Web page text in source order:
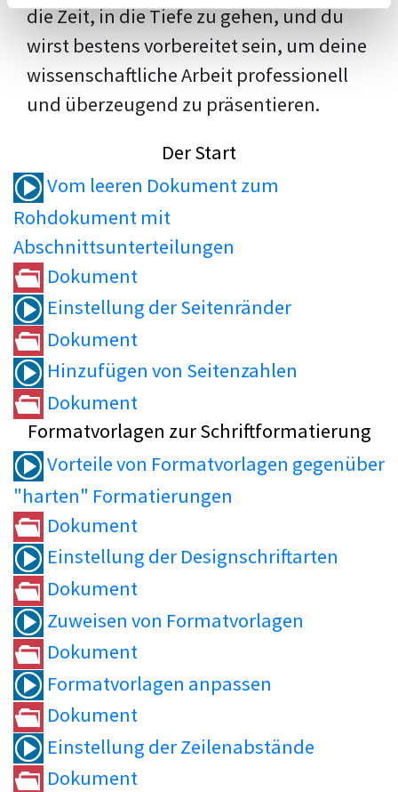
die Zeit, in die Tiefe zu gehen, und du
wirst bestens vorbereitet sein, um deine
wissenschaftliche Arbeit professionell
und überzeugend zu präsentieren.
Der Start
Vom leeren Dokument zum
Rohdokument mit
Abschnittsunterteilungen
Dokument
Einstellung der Seitenränder
Dokument
Hinzufügen von Seitenzahlen
Dokument
Formatvorlagen zur Schriftformatierung
Vorteile von Formatvorlagen gegenüber
"harten" Formatierungen
Dokument
Einstellung der Designschriftarten
Dokument
Zuweisen von Formatvorlagen
Dokument
Formatvorlagen anpassen
Dokument
Einstellung der Zeilenabstände
Dokument